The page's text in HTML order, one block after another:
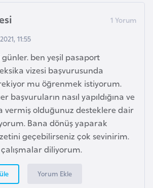
11:55
ben yeşil pasaport
vizesi başvurusunda
mu öğrenmek istiyorum.
başvuruların nasıl yapıldığına ve
vermiş olduğunuz desteklere dair
Bana dönüş yaparak
geçebilirseniz çok sevinirim.
diliyorum.
Yorum Ekle